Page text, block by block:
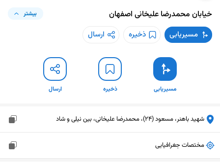
خیابان محمدرضا علیخانی اصفهان بیشتر
مسیریابی ذخیره ارسال
مسیریابی ذخیره ارسال
شهید باهنر، مسعود (24)، محمدرضا علیخانی، بین نیلی و شاد
مختصات جغرافیایی